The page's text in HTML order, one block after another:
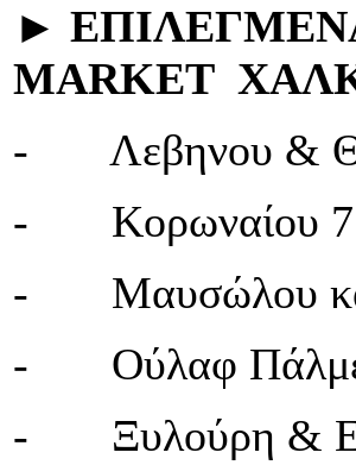
►
MARKET
- Λεβηνου &
- Κορωναίου 7
- Μαυσώλου
- Ούλαφ Πάλμε
- Ξυλούρη &